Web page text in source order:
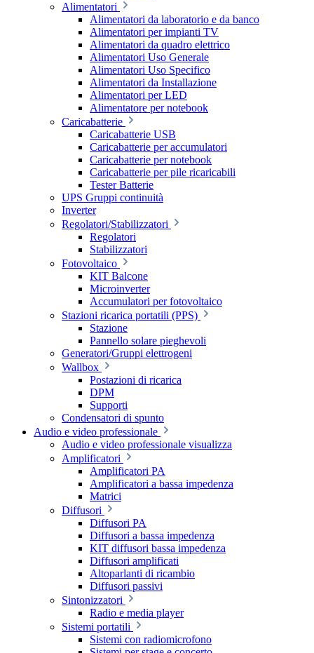
Alimentatori
Alimentatori da laboratorio e da banco
Alimentatori per impianti TV
Alimentatori da quadro elettrico
Alimentatori Uso Generale
Alimentatori Uso Specifico
Alimentatori da Installazione
Alimentatori per LED
Alimentatore per notebook
Caricabatterie
Caricabatterie USB
Caricabatterie per accumulatori
Caricabatterie per notebook
Caricabatterie per pile ricaricabili
Tester Batterie
UPS Gruppi continuità
Inverter
Regolatori/Stabilizzatori
Regolatori
Stabilizzatori
Fotovoltaico
KIT Balcone
Microinverter
Accumulatori per fotovoltaico
Stazioni ricarica portatili (PPS)
Stazione
Pannello solare pieghevoli
Generatori/Gruppi elettrogeni
Wallbox
Postazioni di ricarica
DPM
Supporti
Condensatori di spunto
Audio e video professionale
Audio e video professionale visualizza
Amplificatori
Amplificatori PA
Amplificatori a bassa impedenza
Matrici
Diffusori
Diffusori PA
Diffusori a bassa impedenza
KIT diffusori bassa impedenza
Diffusori amplificati
Altoparlanti di ricambio
Diffusori passivi
Sintonizzatori
Radio e media player
Sistemi portatili
Sistemi con radiomicrofono